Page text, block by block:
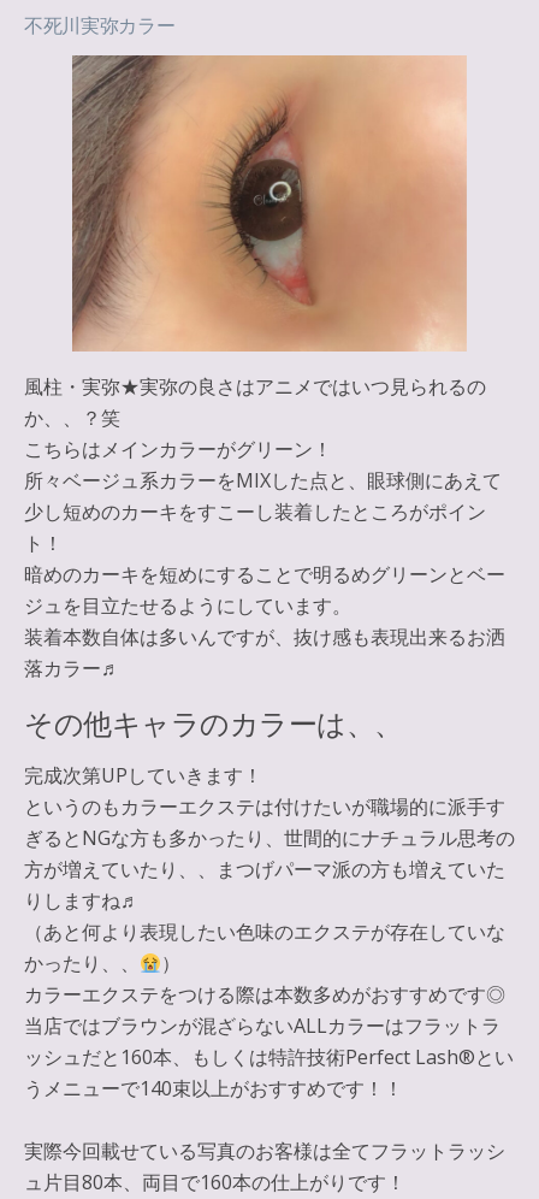
不死川実弥カラー
風柱・実弥★実弥の良さはアニメではいつ見られるの
か、、？笑
こちらはメインカラーがグリーン ！
所々ベージュ系カラーをMIXした点と、眼球側にあえて
少し短めのカーキをすこーし装着したところがポイン
ト！
暗めのカーキを短めにすることで明るめグリーンとベー
ジュを目立たせるようにしています。
装着本数自体は多いんですが、抜け感も表現出来るお洒
落カラー♬
その他キャラのカラーは、、
完成次第UPしていきます！
というのもカラーエクステは付けたいが職場的に派手す
ぎるとNGな方も多かったり、世間的にナチュラル思考の
方が増えていたり、、まつげパーマ派の方も増えていた
りしますね♬
（あと何より表現したい色味のエクステが存在していな
かったり、、
）
カラーエクステをつける際は本数多めがおすすめです◎
当店ではブラウンが混ざらないALLカラーはフラットラ
ッシュだと160本、もしくは特許技術Perfect Lash®︎とい
うメニューで140束以上がおすすめです！！
実際今回載せている写真のお客様は全てフラットラッシ
ュ片目80本、両目で160本の仕上がりです！